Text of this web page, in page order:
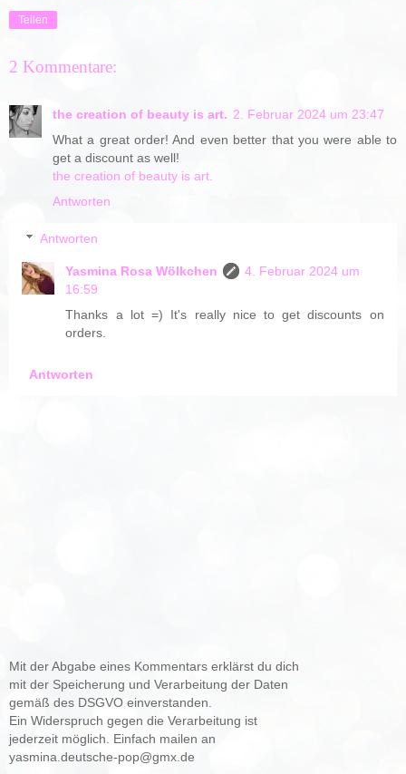
Teilen
2 Kommentare:
the creation of beauty is art. 2. Februar 2024 um 23:47
What a great order! And even better that you were able to
get a discount as well!
the creation of beauty is art.
Antworten
Antworten
Yasmina Rosa Wölkchen
4. Februar 2024 um
16:59
Thanks a lot =) It's really nice to get discounts on
orders.
Antworten
Mit der Abgabe eines Kommentars erklärst du dich
mit der Speicherung und Verarbeitung der Daten
gemäß des DSGVO einverstanden.
Ein Widerspruch gegen die Verarbeitung ist
jederzeit möglich. Einfach mailen an
yasmina.deutsche-pop@gmx.de